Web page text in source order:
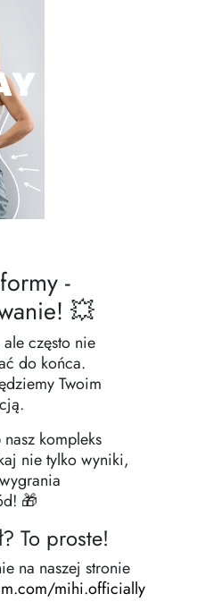
-
💥
często nie
do końca.
Twoim
nasz kompleks
nie tylko wyniki,
🎁
To proste!
na naszej stronie
mihi.officially